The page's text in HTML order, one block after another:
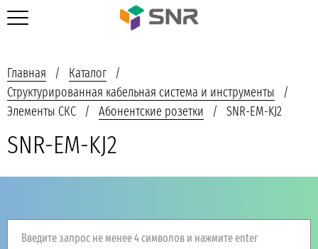
Главная
Каталог
Структурированная кабельная система и инструменты
Элементы СКС
Абонентские розетки SNR-EM-KJ2
SNR-EM-KJ2
Введите запрос не менее 4 символов и нажмите enter